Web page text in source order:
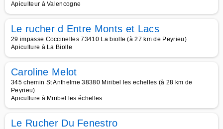
Apiculteur à Valencogne
Le rucher d Entre Monts et Lacs
29 impasse Coccinelles 73410 La biolle (à 27 km de Peyrieu)
Apiculture à La Biolle
Caroline Melot
345 chemin St Anthelme 38380 Miribel les echelles (à 28 km de
Peyrieu)
Apiculture à Miribel les échelles
Le Rucher Du Fenestro